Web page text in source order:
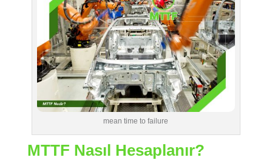
mean time to failure
MTTF Nasıl Hesaplanır?